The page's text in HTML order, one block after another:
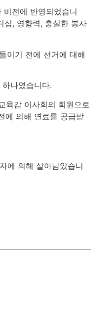
전에 반영되었습니
십, 영향력, 충실한 봉사
이기 전에 선거에 대해
나였습니다.
육감 이사회의 회원으로
에 의해 연료를 공급받
에 의해 살아남았습니